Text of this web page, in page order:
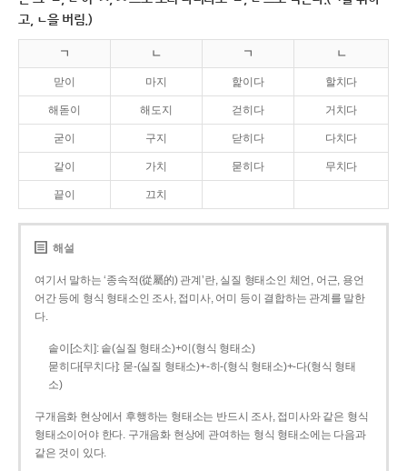
고, ㄴ을 버림.)
ㄱ ㄴ ㄱ ㄴ
맏이 마지 핥이다 할치다
해돋이 해도지 걷히다 거치다
굳이 구지 닫히다 다치다
같이 가치 묻히다 무치다
끝이 끄치
해설
여기서 말하는 ‘종속적(從屬的) 관계’란, 실질 형태소인 체언, 어근, 용언
어간 등에 형식 형태소인 조사, 접미사, 어미 등이 결합하는 관계를 말한
다.
솥이[소치]: 솥(실질 형태소)+이(형식 형태소)
묻히다[무치다]: 묻­-(실질 형태소)+­-히­-(형식 형태소)+-다(형식 형태
소)
구개음화 현상에서 후행하는 형태소는 반드시 조사, 접미사와 같은 형식
형태소이어야 한다. 구개음화 현상에 관여하는 형식 형태소에는 다음과
같은 것이 있다.